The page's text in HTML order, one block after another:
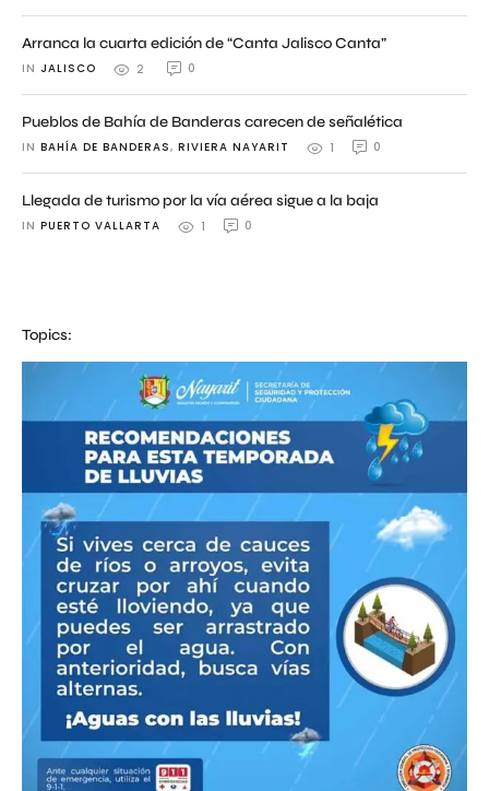
Arranca la cuarta edición de “Canta Jalisco Canta”
IN JALISCO 2 0
Pueblos de Bahía de Banderas carecen de señalética
IN BAHÍA DE BANDERAS, RIVIERA NAYARIT 1 0
Llegada de turismo por la vía aérea sigue a la baja
IN PUERTO VALLARTA 1 0
Topics: